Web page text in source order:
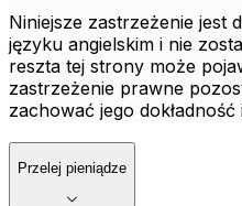
Niniejsze zastrzeżenie jest
języku angielskim i nie
reszta tej strony może
zastrzeżenie prawne
zachować jego dokładność
Przelej pieniądze